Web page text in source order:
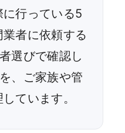
行っている5
者に依頼する
選びで確認し
、ご家族や管
ています。